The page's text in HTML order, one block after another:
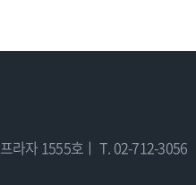
라자 1555호ㅣ T. 02-712-3056